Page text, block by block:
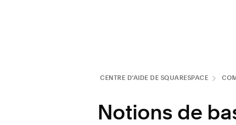
CENTRE D’AIDE DE SQUARESPACE
Notions de